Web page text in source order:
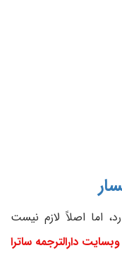
اما اصلاً لازم نیست
وبسایت دارالترجمه ساترا